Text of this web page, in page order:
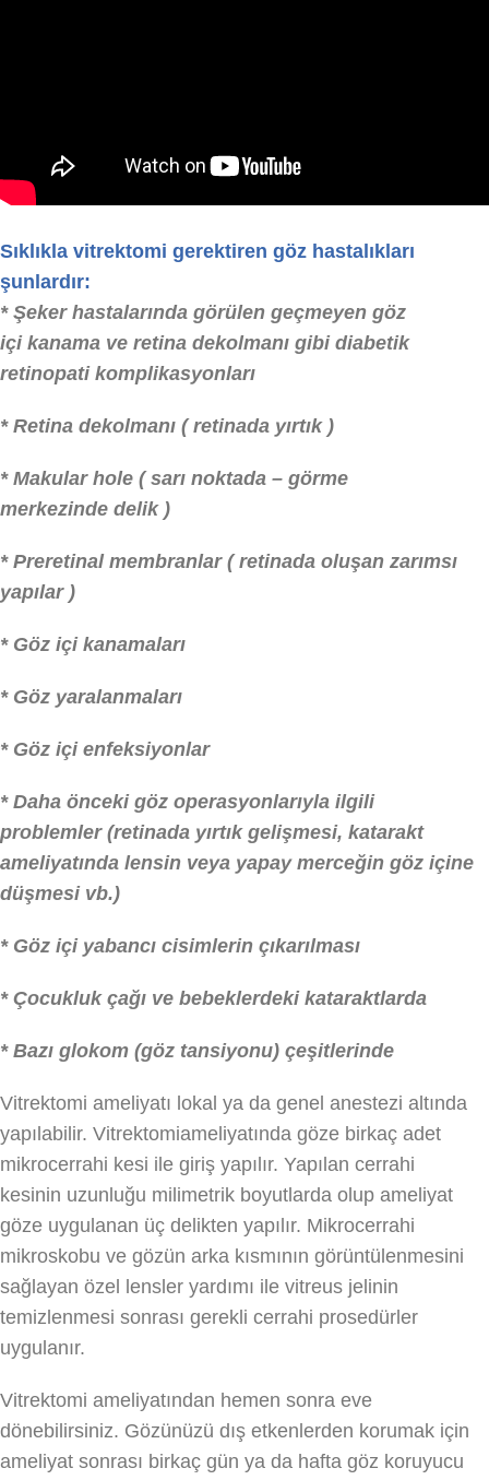
Sıklıkla vitrektomi gerektiren göz hastalıkları
şunlardır:
* Şeker hastalarında görülen geçmeyen göz
içi kanama ve retina dekolmanı gibi diabetik
retinopati komplikasyonları
* Retina dekolmanı ( retinada yırtık)
* Makularhole (sarı noktada – görme
merkezinde delik )
* Preretinalmembranlar (retinada oluşan zarımsı
yapılar )
* Göz içi kanamaları
* Göz yaralanmaları
* Göz içi enfeksiyonlar
* Daha önceki göz operasyonlarıyla ilgili
problemler (retinada yırtık gelişmesi, katarakt
ameliyatında lensin veya yapay merceğin göz içine
düşmesi vb.)
* Göz içi yabancı cisimlerin çıkarılması
* Çocukluk çağı ve bebeklerdeki kataraktlarda
* Bazı glokom (göz tansiyonu) çeşitlerinde
Vitrektomi ameliyatı lokal ya da genel anestezi altında
yapılabilir. Vitrektomiameliyatında göze birkaç adet
mikrocerrahi kesi ile giriş yapılır. Yapılan cerrahi
kesinin uzunluğu milimetrik boyutlarda olup ameliyat
göze uygulanan üç delikten yapılır. Mikrocerrahi
mikroskobu ve gözün arka kısmının görüntülenmesini
sağlayan özel lensler yardımı ile vitreus jelinin
temizlenmesi sonrası gerekli cerrahi prosedürler
uygulanır.
Vitrektomi ameliyatından hemen sonra eve
dönebilirsiniz. Gözünüzü dış etkenlerden korumak için
ameliyat sonrası birkaç gün ya da hafta göz koruyucu